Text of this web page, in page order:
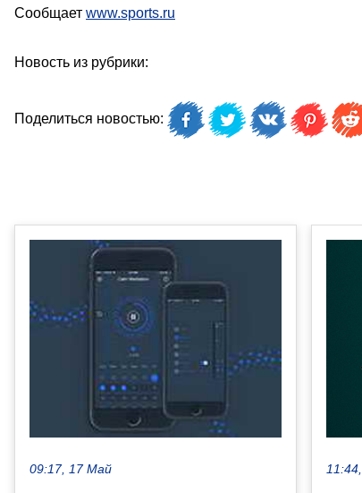
Сообщает www.sports.ru
Новость из рубрики:
Поделиться новостью:
09:17, 17 Май